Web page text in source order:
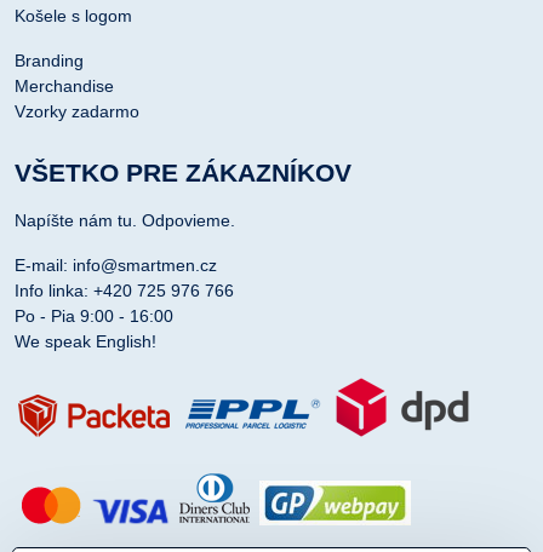
Košele s logom
Branding
Merchandise
Vzorky zadarmo
VŠETKO PRE ZÁKAZNÍKOV
Napíšte nám tu. Odpovieme.
E-mail: info@smartmen.cz
Info linka: +420 725 976 766
Po - Pia 9:00 - 16:00
We speak English!